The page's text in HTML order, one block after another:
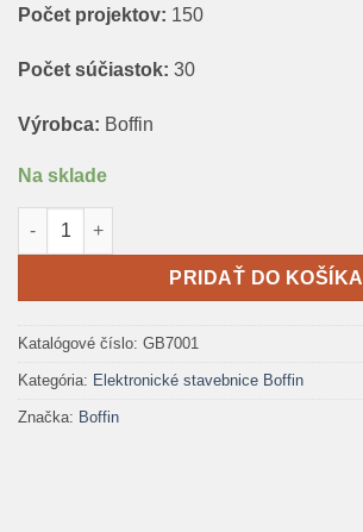
Počet projektov: 150
Počet súčiastok: 30
Výrobca: Boffin
Na sklade
množstvo Boffin Magnetic Lite
PRIDAŤ DO KOŠÍKA
Katalógové číslo: GB7001
Kategória: Elektronické stavebnice Boffin
Značka: Boffin